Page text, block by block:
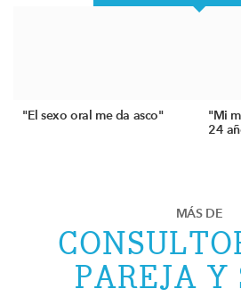
"El sexo oral me da asco"
"Mi
24
MÁS DE
PAREJA Y